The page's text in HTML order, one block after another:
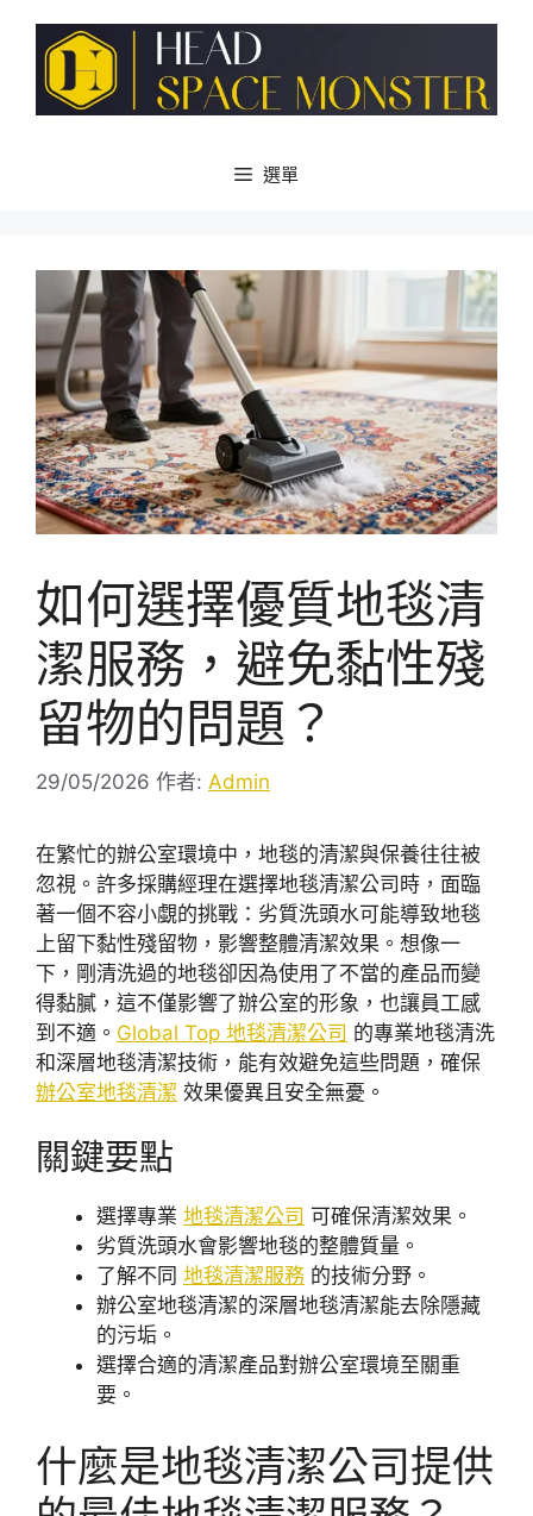
選單
如何選擇優質地毯清
潔服務，避免黏性殘
留物的問題？
29/05/2026 作者: Admin
在繁忙的辦公室環境中，地毯的清潔與保養往往被
忽視。許多採購經理在選擇地毯清潔公司時，面臨
著一個不容小覷的挑戰：劣質洗頭水可能導致地毯
上留下黏性殘留物，影響整體清潔效果。想像一
下，剛清洗過的地毯卻因為使用了不當的產品而變
得黏膩，這不僅影響了辦公室的形象，也讓員工感
到不適。 Global Top 地毯清潔公司 的專業地毯清洗
和深層地毯清潔技術，能有效避免這些問題，確保
辦公室地毯清潔 效果優異且安全無憂。
關鍵要點
選擇專業 地毯清潔公司 可確保清潔效果。
劣質洗頭水會影響地毯的整體質量。
了解不同 地毯清潔服務 的技術分野。
辦公室地毯清潔的深層地毯清潔能去除隱藏
的污垢。
選擇合適的清潔產品對辦公室環境至關重
要。
什麼是地毯清潔公司提供